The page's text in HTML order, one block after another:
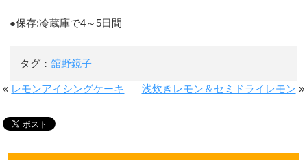
●保存:冷蔵庫で4～5日間
タグ：舘野鏡子
« レモンアイシングケーキ 浅炊きレモン＆セミドライレモン »